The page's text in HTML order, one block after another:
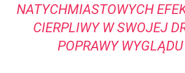
NATYCHMIASTOWYCH
CIERPLIWY W SWOJEJ
POPRAWY